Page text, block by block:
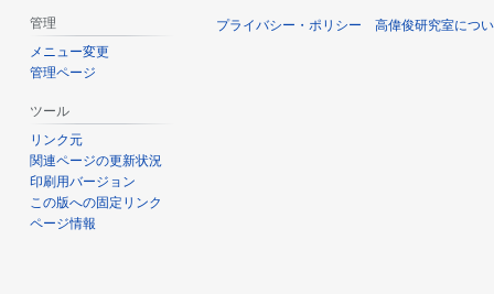
管理
メニュー変更
管理ページ
ツール
リンク元
関連ページの更新状況
印刷用バージョン
この版への固定リンク
ページ情報
プライバシー・ポリシー 高偉俊研究室につ